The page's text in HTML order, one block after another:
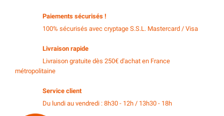
Paiements sécurisés !
100% sécurisés avec cryptage S.S.L. Mastercard / Visa
Livraison rapide
Livraison gratuite dès 250€ d'achat en France
métropolitaine
Service client
Du lundi au vendredi : 8h30 - 12h / 13h30 - 18h